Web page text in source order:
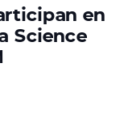
en
Science